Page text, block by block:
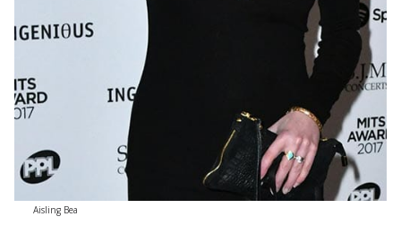
Aisling Bea